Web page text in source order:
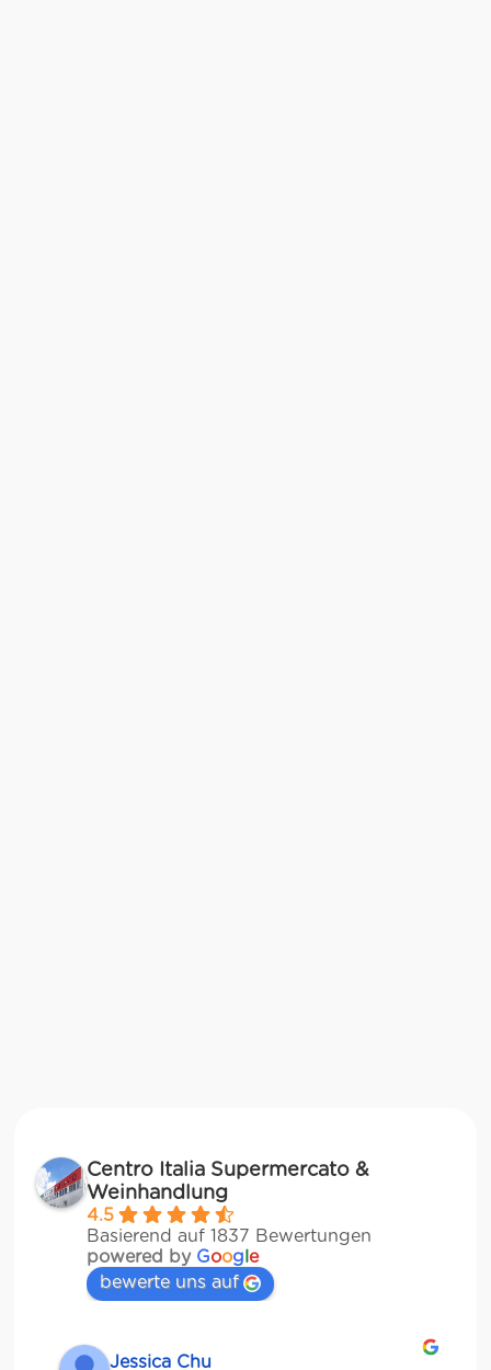
Centro Italia Supermercato &
Weinhandlung
4.5
Basierend auf 1837 Bewertungen
powered by Google
bewerte uns auf
Jessica Chu